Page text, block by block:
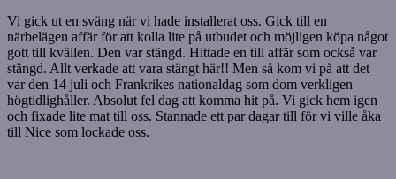
Vi gick ut en sväng när vi hade installerat oss. Gick till en
närbelägen affär för att kolla lite på utbudet och möjligen köpa något
gott till kvällen. Den var stängd. Hittade en till affär som också var
stängd. Allt verkade att vara stängt här!! Men så kom vi på att det
var den 14 juli och Frankrikes nationaldag som dom verkligen
högtidlighåller. Absolut fel dag att komma hit på. Vi gick hem igen
och fixade lite mat till oss. Stannade ett par dagar till för vi ville åka
till Nice som lockade oss.